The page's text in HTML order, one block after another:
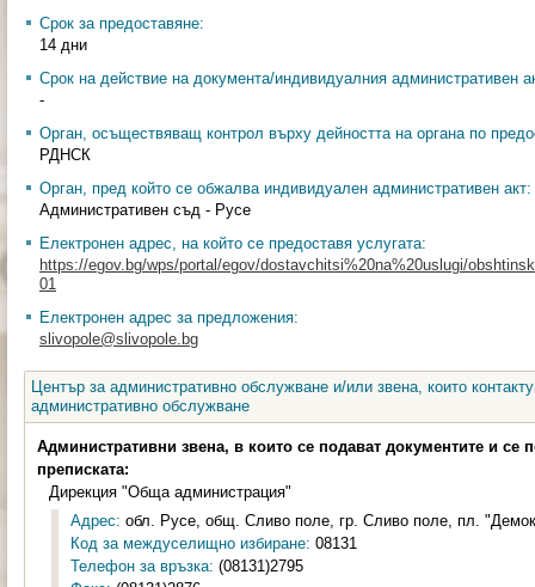
Срок за предоставяне:
14 дни
Срок на действие на документа/индивидуалния административен
-
Орган, осъществяващ контрол върху дейността на органа по
РДНСК
Орган, пред който се обжалва индивидуален административен акт:
Административен съд - Русе
Електронен адрес, на който се предоставя услугата:
https://egov.bg/wps/portal/egov/dostavchitsi%20na%20uslugi/
01
Електронен адрес за предложения:
slivopole@slivopole.bg
Център за административно обслужване и/или звена, които
административно обслужване
Административни звена, в които се подават документите и се
преписката:
Дирекция "Обща администрация"
Адрес: обл. Русе, общ. Сливо поле, гр. Сливо поле, пл.
Код за междуселищно избиране: 08131
Телефон за връзка: (08131)2795